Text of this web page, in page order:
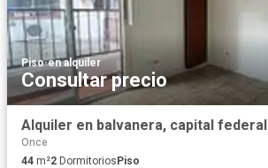
Piso·en alquiler
Consultar precio
Alquiler en balvanera, capital federal
Once
44 m²2 Dormitorios Piso